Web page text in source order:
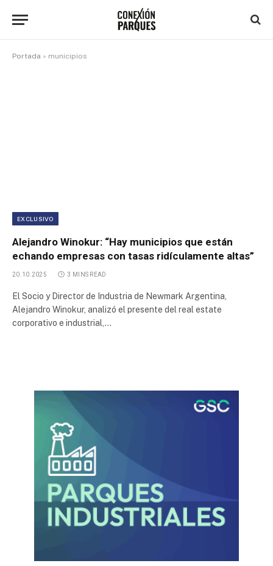
Portada » municipios
EXCLUSIVO
Alejandro Winokur: “Hay municipios que están
echando empresas con tasas ridículamente altas”
20.10.2025 3 MINS READ
El Socio y Director de Industria de Newmark Argentina,
Alejandro Winokur, analizó el presente del real estate
corporativo e industrial,…